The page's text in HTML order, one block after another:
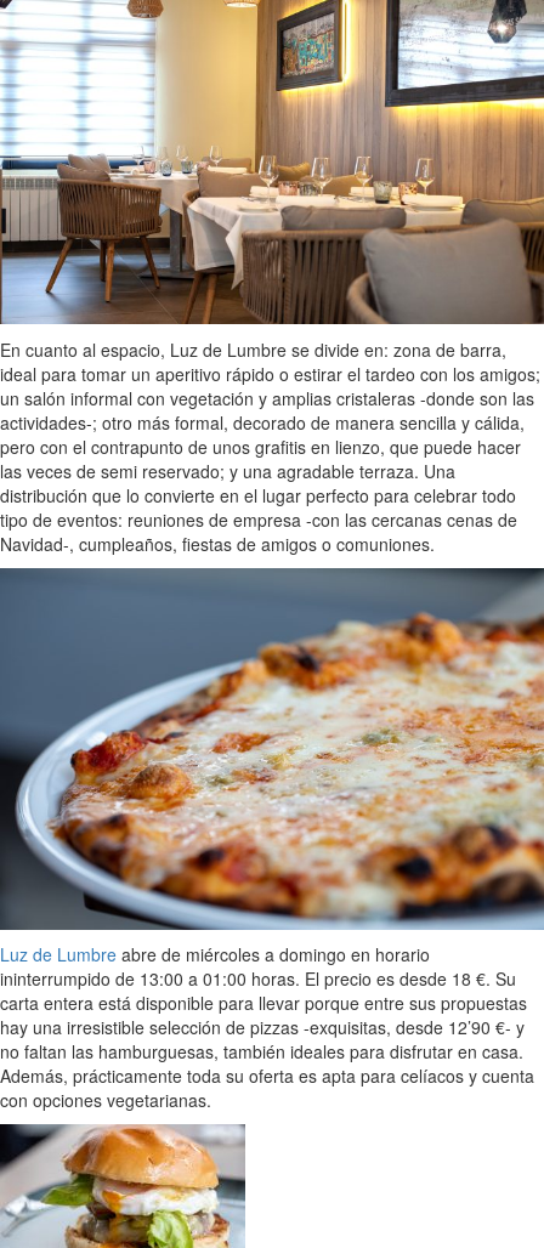
En cuanto al espacio, Luz de Lumbre se divide en: zona de barra,
ideal para tomar un aperitivo rápido o estirar el tardeo con los amigos;
un salón informal con vegetación y amplias cristaleras -donde son las
actividades-; otro más formal, decorado de manera sencilla y cálida,
pero con el contrapunto de unos grafitis en lienzo, que puede hacer
las veces de semi reservado; y una agradable terraza. Una
distribución que lo convierte en el lugar perfecto para celebrar todo
tipo de eventos: reuniones de empresa -con las cercanas cenas de
Navidad-, cumpleaños, fiestas de amigos o comuniones.
Luz de Lumbre abre de miércoles a domingo en horario
ininterrumpido de 13:00 a 01:00 horas. El precio es desde 18 €. Su
carta entera está disponible para llevar porque entre sus propuestas
hay una irresistible selección de pizzas -exquisitas, desde 12’90 €- y
no faltan las hamburguesas, también ideales para disfrutar en casa.
Además, prácticamente toda su oferta es apta para celíacos y cuenta
con opciones vegetarianas.